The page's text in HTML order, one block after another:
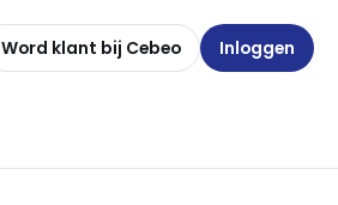
Word klant bij Cebeo Inloggen